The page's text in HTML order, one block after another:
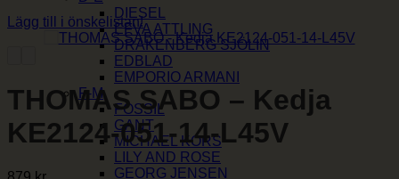
DIESEL
EFVA ATTLING
DRAKENBERG SJÖLIN
EDBLAD
EMPORIO ARMANI
F-M
FOSSIL
GANT
MICHAEL KORS
LILY AND ROSE
GEORG JENSEN
Lägg till i önskelistan!
THOMAS SABO – Kedja
KE2124-051-14-L45V